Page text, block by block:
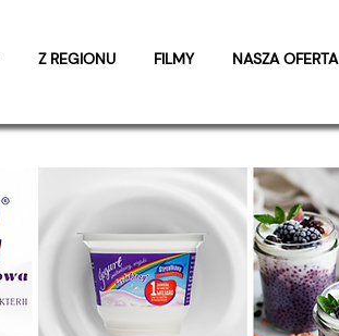
Z REGIONU FILMY NASZA OFERTA